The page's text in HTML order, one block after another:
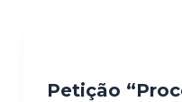
Petição